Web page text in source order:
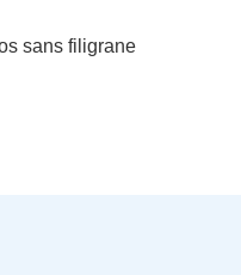
sans filigrane